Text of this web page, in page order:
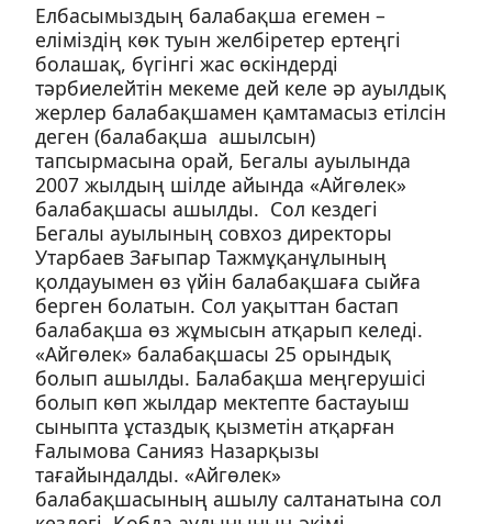
Елбасымыздың балабақша егемен –
еліміздің көк туын желбіретер ертеңгі
болашақ, бүгінгі жас өскіндерді
тәрбиелейтін мекеме дей келе әр ауылдық
жерлер балабақшамен қамтамасыз етілсін
деген (балабақша ашылсын)
тапсырмасына орай, Бегалы ауылында
2007 жылдың шілде айында «Айгөлек»
балабақшасы ашылды. Сол кездегі
Бегалы ауылының совхоз директоры
Утарбаев Зағыпар Тажмұқанұлының
қолдауымен өз үйін балабақшаға сыйға
берген болатын. Сол уақыттан бастап
балабақша өз жұмысын атқарып келеді.
«Айгөлек» балабақшасы 25 орындық
болып ашылды. Балабақша меңгерушісі
болып көп жылдар мектепте бастауыш
сыныпта ұстаздық қызметін атқарған
Ғалымова Санияз Назарқызы
тағайындалды. «Айгөлек»
балабақшасының ашылу салтанатына сол